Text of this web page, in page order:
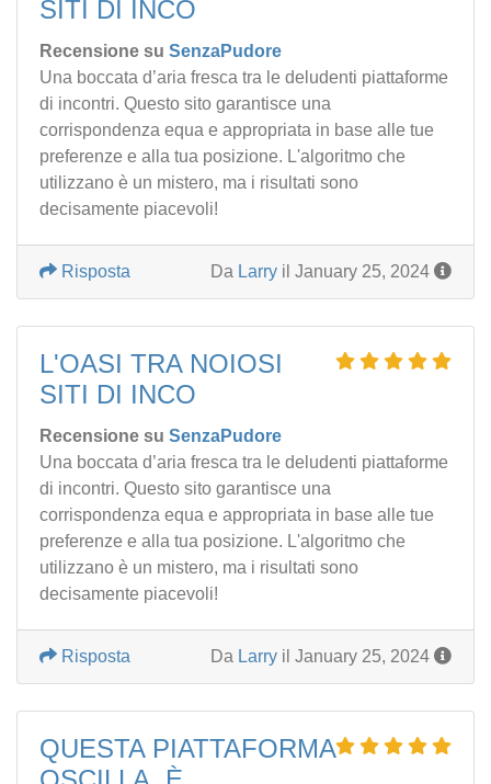
SITI DI INCO
Recensione su SenzaPudore
Una boccata d’aria fresca tra le deludenti piattaforme
di incontri. Questo sito garantisce una
corrispondenza equa e appropriata in base alle tue
preferenze e alla tua posizione. L'algoritmo che
utilizzano è un mistero, ma i risultati sono
decisamente piacevoli!
Da Larry il January 25, 2024
Risposta
L'OASI TRA NOIOSI
SITI DI INCO
Recensione su SenzaPudore
Una boccata d’aria fresca tra le deludenti piattaforme
di incontri. Questo sito garantisce una
corrispondenza equa e appropriata in base alle tue
preferenze e alla tua posizione. L'algoritmo che
utilizzano è un mistero, ma i risultati sono
decisamente piacevoli!
Da Larry il January 25, 2024
Risposta
QUESTA PIATTAFORMA